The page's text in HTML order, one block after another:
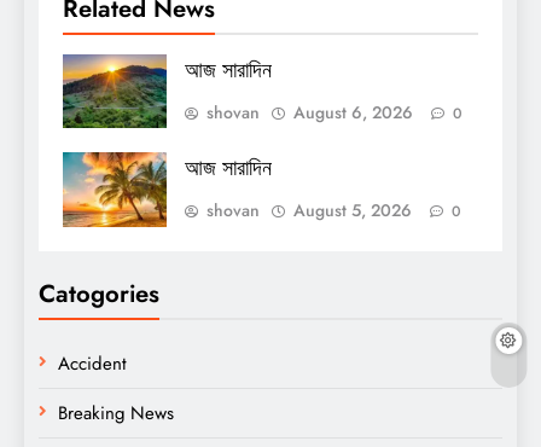
Related News
আজ সারাদিন
shovan August 6, 2026 0
আজ সারাদিন
shovan August 5, 2026 0
Catogories
Accident
Breaking News